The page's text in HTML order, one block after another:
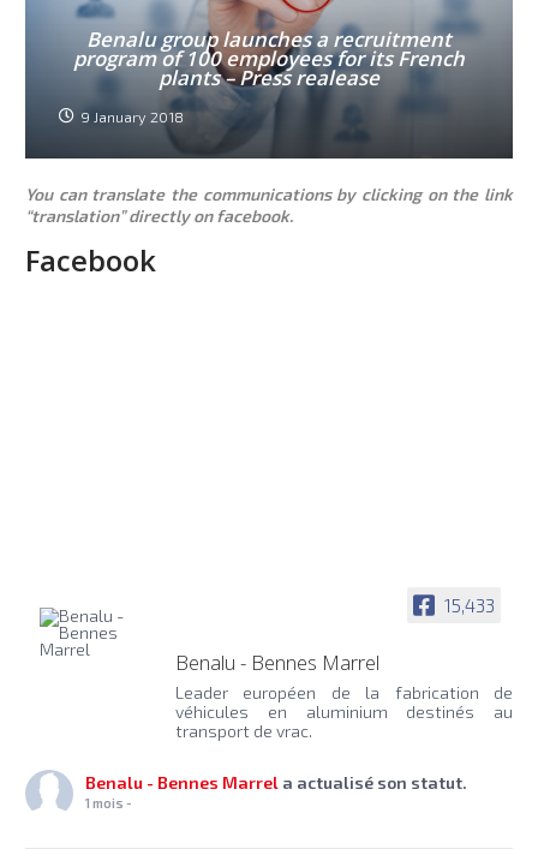
Benalu group launches a recruitment
program of 100 employees for its French
plants – Press realease
9 January 2018
You can translate the communications by clicking on the link
“translation” directly on facebook.
Facebook
15,433
Benalu - Bennes Marrel
Leader européen de la fabrication de
véhicules en aluminium destinés au
transport de vrac.
Benalu - Bennes Marrel a actualisé son statut.
1 mois -